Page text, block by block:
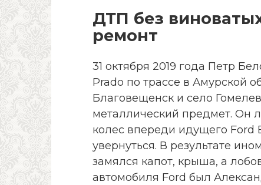
ДТП без
ремонт
31 октября 2019 года Петр
Prado по трассе в Амурской
Благовещенск и село
металлический предмет. Он
колес впереди идущего Ford
увернуться. В результате
замялся капот, крыша, а
автомобиля Ford был